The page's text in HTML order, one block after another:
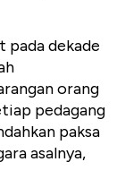
pada dekade
orang
pedagang
paksa
asalnya,